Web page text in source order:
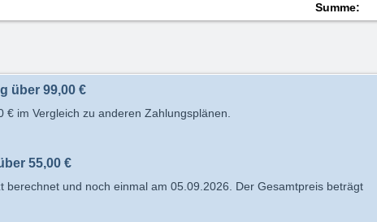
Summe:
über 99,00 €
€ im Vergleich zu anderen Zahlungsplänen.
55,00 €
berechnet und noch einmal am 05.09.2026. Der Gesamtpreis beträgt